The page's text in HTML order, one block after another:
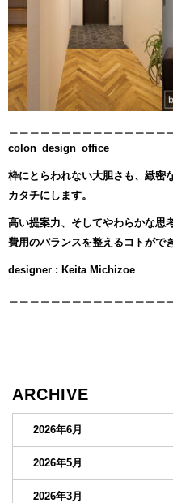
colon_design_office
枠にとらわれない大胆さも、緻密
カタチにします。
高い提案力、そしてやわらかな思
費用のバランスを整えるコトがで
designer : Keita Michizoe
ARCHIVE
2026年6月
2026年5月
2026年3月